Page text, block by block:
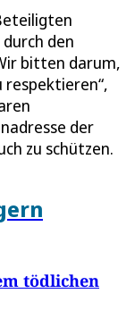
den
bitten darum,
respektieren“,
der
zu schützen.
tödlichen